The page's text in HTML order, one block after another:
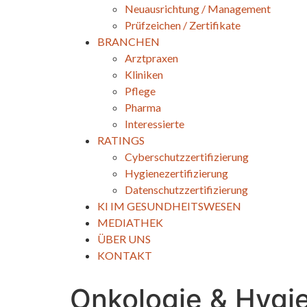
Neuausrichtung / Management
Prüfzeichen / Zertifikate
BRANCHEN
Arztpraxen
Kliniken
Pflege
Pharma
Interessierte
RATINGS
Cyberschutzzertifizierung
Hygienezertifizierung
Datenschutzzertifizierung
KI IM GESUNDHEITSWESEN
MEDIATHEK
ÜBER UNS
KONTAKT
Onkologie &